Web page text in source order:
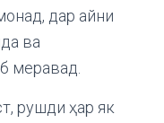
дар айни
ва
меравад.
рушди ҳар як